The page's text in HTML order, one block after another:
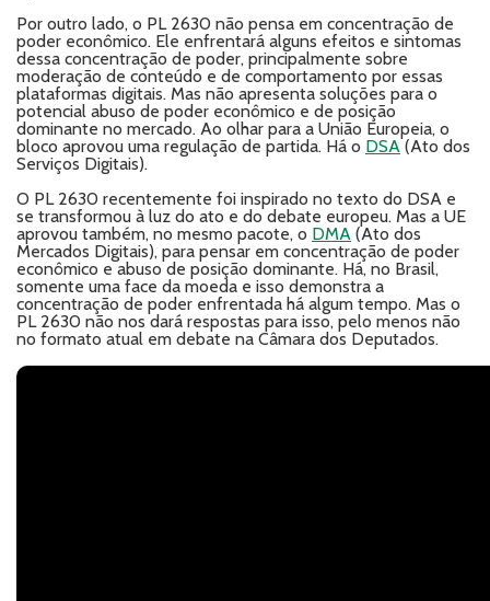
Por outro lado, o PL 2630 não pensa em concentração de
poder econômico. Ele enfrentará alguns efeitos e sintomas
dessa concentração de poder, principalmente sobre
moderação de conteúdo e de comportamento por essas
plataformas digitais. Mas não apresenta soluções para o
potencial abuso de poder econômico e de posição
dominante no mercado. Ao olhar para a União Europeia, o
bloco aprovou uma regulação de partida. Há o DSA(Ato dos
Serviços Digitais).
O PL 2630 recentemente foi inspirado no texto do DSA e
se transformou à luz do ato e do debate europeu. Mas a UE
aprovou também, no mesmo pacote, o DMA (Ato dos
Mercados Digitais), para pensar em concentração de poder
econômico e abuso de posição dominante. Há, no Brasil,
somente uma face da moeda e isso demonstra a
concentração de poder enfrentada há algum tempo. Mas o
PL 2630 não nos dará respostas para isso, pelo menos não
no formato atual em debate na Câmara dos Deputados.